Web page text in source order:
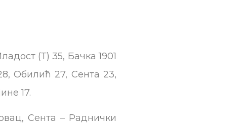
(Т) 35, Бачка 1901
Обилић 27, Сента 23,
17.
Сента – Раднички